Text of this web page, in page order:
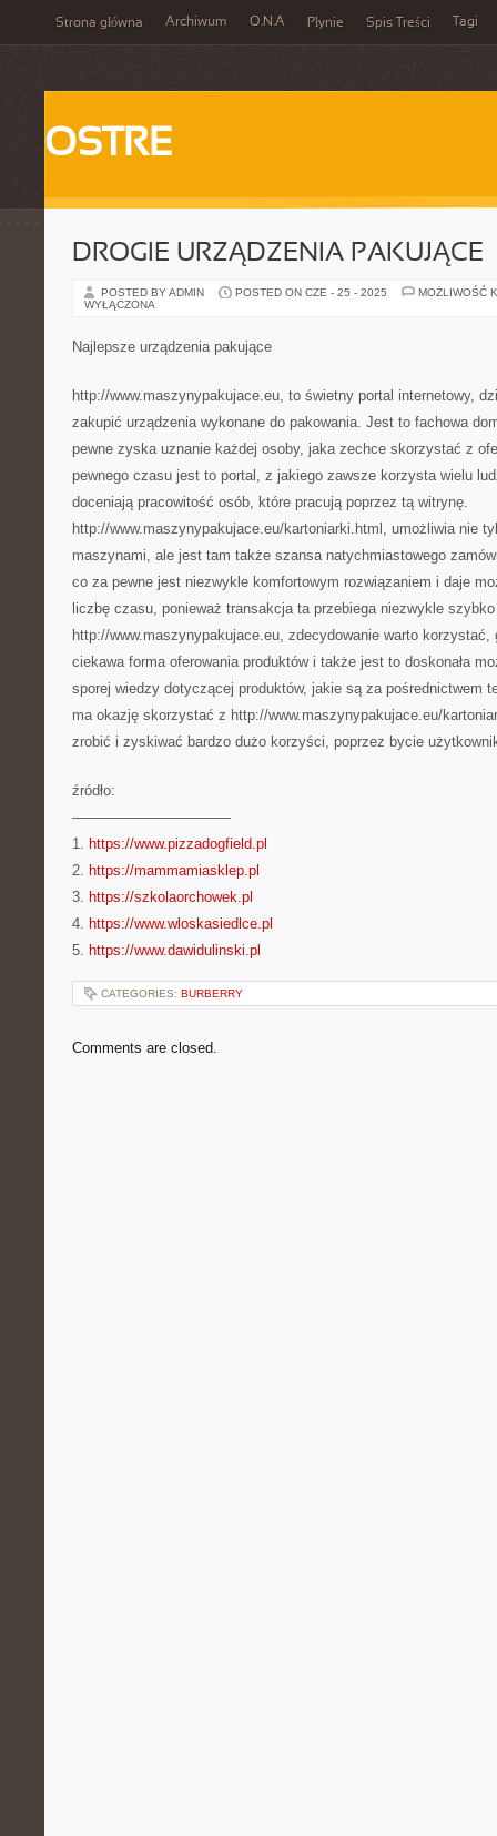
Strona główna Archiwum O.N.A Płynie Spis Treści Tagi
OSTRE
DROGIE URZĄDZENIA PAKUJĄCE
POSTED BY ADMIN POSTED ON CZE - 25 - 2025
MOŻLIWOŚĆ
WYŁĄCZONA
Najlepsze urządzenia pakujące
http://www.maszynypakujace.eu, to świetny portal internetowy,
zakupić urządzenia wykonane do pakowania. Jest to fachowa
pewne zyska uznanie każdej osoby, jaka zechce skorzystać z
pewnego czasu jest to portal, z jakiego zawsze korzysta wielu
doceniają pracowitość osób, które pracują poprzez tą witrynę.
http://www.maszynypakujace.eu/kartoniarki.html, umożliwia nie
maszynami, ale jest tam także szansa natychmiastowego
co za pewne jest niezwykle komfortowym rozwiązaniem i daje
liczbę czasu, ponieważ transakcja ta przebiega niezwykle
http://www.maszynypakujace.eu, zdecydowanie warto
ciekawa forma oferowania produktów i także jest to doskonała
sporej wiedzy dotyczącej produktów, jakie są za pośrednictwem
ma okazję skorzystać z http://www.maszynypakujace.eu/
zrobić i zyskiwać bardzo dużo korzyści, poprzez bycie
źródło:
———————————
1. https://www.pizzadogfield.pl
2. https://mammamiasklep.pl
3. https://szkolaorchowek.pl
4. https://www.wloskasiedlce.pl
5. https://www.dawidulinski.pl
CATEGORIES: BURBERRY
Comments are closed.